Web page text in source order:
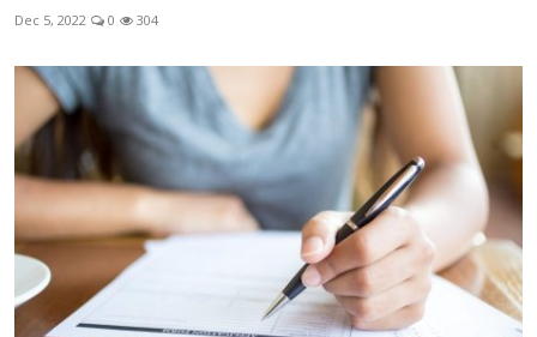
Dec 5, 2022 0 304